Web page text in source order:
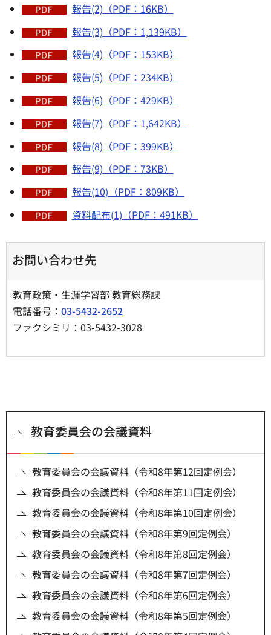
報告(2)（PDF：16KB）
報告(3)（PDF：1,139KB）
報告(4)（PDF：153KB）
報告(5)（PDF：234KB）
報告(6)（PDF：429KB）
報告(7)（PDF：1,642KB）
報告(8)（PDF：399KB）
報告(9)（PDF：73KB）
報告(10)（PDF：809KB）
資料配布(1)（PDF：491KB）
お問い合わせ先
教育政策・生涯学習部 教育総務課
電話番号： 03-5432-2652
ファクシミリ：03-5432-3028
教育委員会の会議資料
教育委員会の会議資料（令和8年第12回定例会）
教育委員会の会議資料（令和8年第11回定例会）
教育委員会の会議資料（令和8年第10回定例会）
教育委員会の会議資料（令和8年第9回定例会）
教育委員会の会議資料（令和8年第8回定例会）
教育委員会の会議資料（令和8年第7回定例会）
教育委員会の会議資料（令和8年第6回定例会）
教育委員会の会議資料（令和8年第5回定例会）